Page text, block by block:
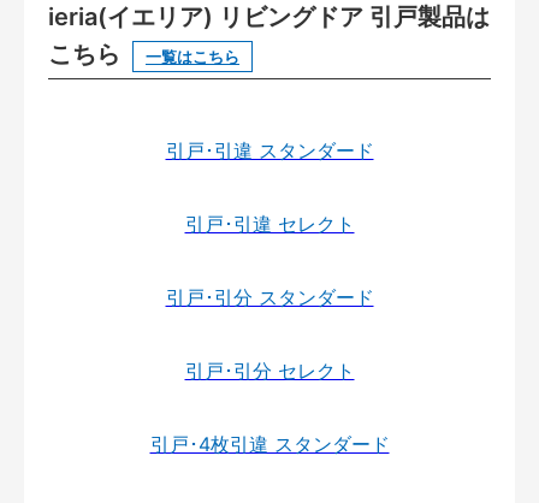
ieria(イエリア) リビングドア 引戸製品は
こちら
一覧はこちら
引戸･引違 スタンダード
引戸･引違 セレクト
引戸･引分 スタンダード
引戸･引分 セレクト
引戸･4枚引違 スタンダード